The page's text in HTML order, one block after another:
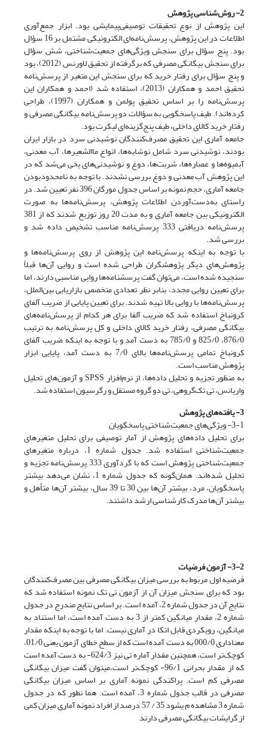
2- روش‌شناسی پژوهش
این پژوهش از نوع تحقیقات توصیفی‌پیمایشی بود. ابزار جمع‌آوری
اطلاعات در این پژوهش، پرسش‌نامه‌ای الکترونیکی مشتمل بر 16 سؤال
بود. پنج سؤال برای سنجش ویژگی‌های جمعیت‌شناختی، شش سؤال
برای سنجش بیگانگی مصرفی که برگرفته از تحقیق لاورنس (2012)، بود
و پنج سؤال برای رفتار خرید که برای سنجش این متغیر از پرسش‌نامه
تحقیق احمد و همکاران (2013)، استفاده شد (احمد و همکاران این
پرسش‌نامه را بر اساس تحقیق پولمن و همکاران (1997)، طراحی
کرده‌اند). طیف پاسخگویی به سؤالات دو پرسش‌نامه بیگانگی مصرفی و
رفتار خرید کالای داخلی، طیف پنج‌گزینه‌ای لیکرت بود.
جامعه آماری این تحقیق مصرف‌کنندگان نوشیدنی سرد در بازار ایران
بودند، نوشیدنی سرد شامل نوشابه‌ها، انواع ماالشعیرها، آب معدنی،
آبمیوه‌ها و عصاره‌ها، شربت‌ها، دوغ و نوشیدنی‌های یخی می‌شد که در
این پژوهش آب معدنی و دوغ بررسی نشدند. با توجه به نامحدودبودن
جامعه آماری، حجم نمونه بر اساس جدول مورگان 396 نفر تعیین شد. در
راستای به‌دست‌آوردن اطلاعات پژوهش، پرسش‌نامه‌ها به صورت
الکترونیکی بین جامعه آماری و به مدت 20 روز توزیع شدند که از 381
پرسش‌نامه دریافتی 333 پرسش‌نامه مناسب تشخیص داده شد و
بررسی شد.
با توجه به اینکه پرسش‌نامه این پژوهش از روی پرسش‌نامه‌ها و
پژوهش‌های دیگر پژوهشگران طراحی شده است و روایی آن‌ها قبلاً
سنجیده شده است، می‌توان گفت پرسشنامه‌ها روایی مناسبی دارند، اما
برای تعیین روایی مجدد، بنابر نظر تعدادی متخصص بازاریابی بین‌الملل،
پرسش‌نامه‌ها با روایی بالا تهیه شدند. برای تعیین پایایی از ضریب آلفای
کرونباخ استفاده شد که ضریب آلفا برای هر کدام از پرسش‌نامه‌های
بیگانگی مصرفی، رفتار خرید کالای داخلی و کل پرسش‌نامه به ترتیب
876/0، 825/0 و 785/0 به دست آمد و با توجه به اینکه ضریب آلفای
کرونباخ تمامی پرسش‌نامه‌ها بالای 7/0 به دست آمد، پایایی ابزار
پژوهش مناسب است.
به منظور تجزیه و تحلیل داده‌ها، از نرم‌افزار SPSS و آزمون‌های تحلیل
واریانس، تی تک‌گروهی، تی دو گروه مستقل و رگرسیون استفاده شد.
3- یافته‌های پژوهش
3-1- ویژگی‌های جمعیت‌شناختی پاسخگویان
برای تحلیل داده‌های پژوهش از آمار توصیفی برای تحلیل متغیرهای
جمعیت‌شناختی استفاده شد. جدول شماره 1، درباره متغیرهای
جمعیت‌شناختی پژوهش است که با گردآوری 333 پرسش‌نامه تجزیه و
تحلیل شده‌اند. همان‌گونه که جدول شماره 1، نشان می‌دهد بیشتر
پاسخگویان، مرد، بیشتر آن‌ها بین 30 تا 39 سال، بیشتر آن‌ها متأهل و
بیشتر آن‌ها مدرک کارشناسی ارشد داشتند.
3-2- آزمون فرضیات
فرضیه اول مربوط به بررسی میزان بیگانگی مصرفی بین مصرف‌کنندگان
بود که برای سنجش میزان آن از آزمون تی تک نمونه استفاده شد که
نتایج آن در جدول شماره 2، آمده است. بر اساس نتایج مندرج در جدول
شماره 2، مقدار میانگین کمتر از 3 به دست آمده است، اما استناد به
میانگین، رویکردی قابل اتکا در آماری نیست. اما با توجه به اینکه مقدار
معناداری 000/0 به دست آمده است که از سطح خطای آزمون یعنی 01/0،
کوچک‌تر است، همچنین مقدار آماره تی نیز 624/3- به دست آمده است
که از مقدار بحرانی 96/1- کوچک‌تر است،میتوان گفت میزان بیگانگی
مصرفی کم است. پراکندگی نمونه آماری بر اساس میزان بیگانگی
مصرفی در قالب جدول شماره 3، آمده است. هما نطور که در جدول
شماره 3 مشاهده م یشود 35 / 57 درصد از افراد نمونه آماری میزان کمی
از گرایشات بیگانگی مصرفی دارند